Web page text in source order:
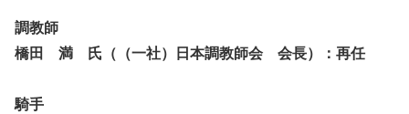
調教師
橋田 満 氏（（一社）日本調教師会 会長）：再任
騎手